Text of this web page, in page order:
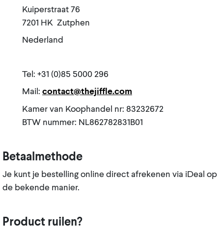
Kuiperstraat 76
7201 HK Zutphen
Nederland
Tel: +31 (0)85 5000 296
Mail: contact@thejiffle.com
Kamer van Koophandel nr: 83232672
BTW nummer: NL862782831B01
Betaalmethode
Je kunt je bestelling online direct afrekenen via iDeal op
de bekende manier.
Product ruilen?